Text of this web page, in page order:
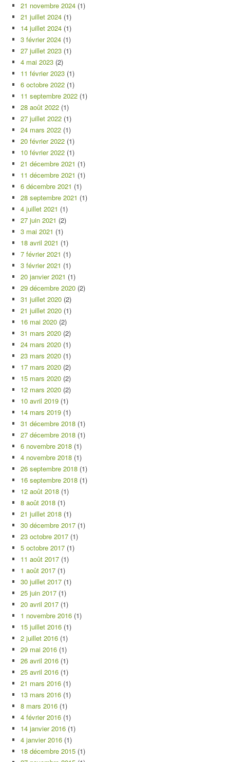
21 novembre 2024 (1)
21 juillet 2024 (1)
14 juillet 2024 (1)
3 février 2024 (1)
27 juillet 2023 (1)
4 mai 2023 (2)
11 février 2023 (1)
6 octobre 2022 (1)
11 septembre 2022 (1)
28 août 2022 (1)
27 juillet 2022 (1)
24 mars 2022 (1)
20 février 2022 (1)
10 février 2022 (1)
21 décembre 2021 (1)
11 décembre 2021 (1)
6 décembre 2021 (1)
28 septembre 2021 (1)
4 juillet 2021 (1)
27 juin 2021 (2)
3 mai 2021 (1)
18 avril 2021 (1)
7 février 2021 (1)
3 février 2021 (1)
20 janvier 2021 (1)
29 décembre 2020 (2)
31 juillet 2020 (2)
21 juillet 2020 (1)
16 mai 2020 (2)
31 mars 2020 (2)
24 mars 2020 (1)
23 mars 2020 (1)
17 mars 2020 (2)
15 mars 2020 (2)
12 mars 2020 (2)
10 avril 2019 (1)
14 mars 2019 (1)
31 décembre 2018 (1)
27 décembre 2018 (1)
6 novembre 2018 (1)
4 novembre 2018 (1)
26 septembre 2018 (1)
16 septembre 2018 (1)
12 août 2018 (1)
8 août 2018 (1)
21 juillet 2018 (1)
30 décembre 2017 (1)
23 octobre 2017 (1)
5 octobre 2017 (1)
11 août 2017 (1)
1 août 2017 (1)
30 juillet 2017 (1)
25 juin 2017 (1)
20 avril 2017 (1)
1 novembre 2016 (1)
15 juillet 2016 (1)
2 juillet 2016 (1)
29 mai 2016 (1)
26 avril 2016 (1)
25 avril 2016 (1)
21 mars 2016 (1)
13 mars 2016 (1)
8 mars 2016 (1)
4 février 2016 (1)
14 janvier 2016 (1)
4 janvier 2016 (1)
18 décembre 2015 (1)